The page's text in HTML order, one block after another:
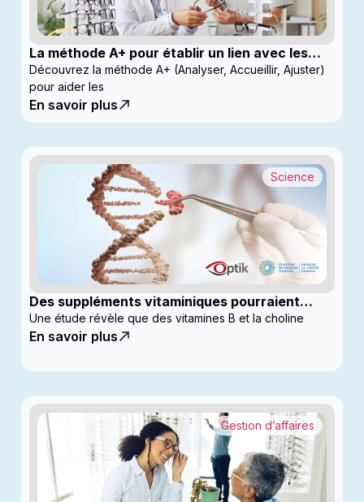
La méthode A+ pour établir un lien avec les
enfants en clinique
Découvrez la méthode A+ (Analyser, Accueillir, Ajuster)
pour aider les
En savoir plus
Des suppléments vitaminiques pourraient
ralentir la progression du glaucome
Science
Une étude révèle que des vitamines B et la choline
En savoir plus
Gestion d’affaires